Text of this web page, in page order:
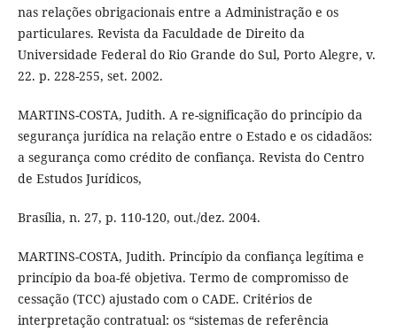
nas relações obrigacionais entre a Administração e os
particulares. Revista da Faculdade de Direito da
Universidade Federal do Rio Grande do Sul, Porto Alegre, v.
22. p. 228-255, set. 2002.
MARTINS-COSTA, Judith. A re-significação do princípio da
segurança jurídica na relação entre o Estado e os cidadãos:
a segurança como crédito de confiança. Revista do Centro
de Estudos Jurídicos,
Brasília, n. 27, p. 110-120, out./dez. 2004.
MARTINS-COSTA, Judith. Princípio da confiança legítima e
princípio da boa-fé objetiva. Termo de compromisso de
cessação (TCC) ajustado com o CADE. Critérios de
interpretação contratual: os “sistemas de referência